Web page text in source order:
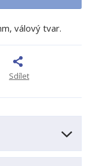
t
m
t
válový tvar.
Sdílet